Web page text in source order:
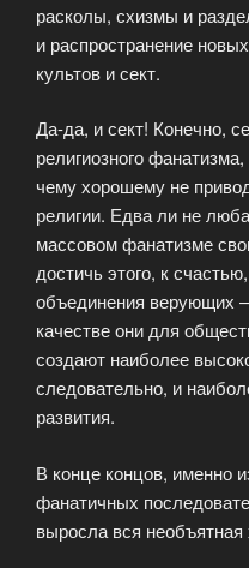
расколы, схизмы и
и распространение
культов и сект.
Да-да, и сект! Конечно,
религиозного
чему хорошему не
религии. Едва ли не
массовом фанатизме
достичь этого, к
объединения верующих
качестве они для
создают наиболее
следовательно, и
развития.
В конце концов, именно
фанатичных
выросла вся необъятная